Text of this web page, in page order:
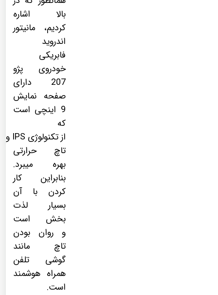
بالا اشاره
کردیم، مانیتور
اندروید
فابریکی
خودروی پژو
207 دارای
صفحه نمایش
9 اینچی است
که
از تکنولوژی IPS و
تاچ حرارتی
بهره میبرد.
بنابراین کار
کردن با آن
بسیار لذت
بخش است
و روان بودن
تاچ مانند
گوشی تلفن
همراه هوشمند
است.